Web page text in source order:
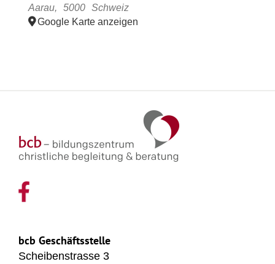
Aarau, 5000
Schweiz
Google Karte anzeigen
bcb Geschäftsstelle
Scheibenstrasse 3